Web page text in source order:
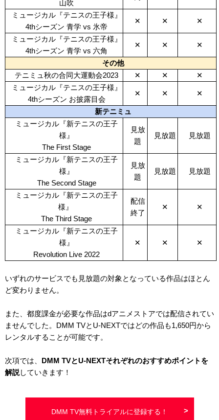
山吹
ミュージカル『テニスの王子様』
4thシーズン 青学 vs 氷帝
✕ ✕ ✕
ミュージカル『テニスの王子様』
4thシーズン 青学 vs 六角
✕ ✕ ✕
その他
テニミュ秋の合同大運動会2023
✕ ✕
✕
ミュージカル『テニスの王子様』
4thシーズン お披露目会
✕ ✕ ✕
新テニミュ
ミュージカル『新テニスの王子
様』
The First Stage
見放
題
見放題 見放題
ミュージカル『新テニスの王子
様』
The Second Stage
見放
題
見放題 見放題
ミュージカル『新テニスの王子
様』
The Third Stage
配信
終了
✕ ✕
ミュージカル『新テニスの王子
様』
Revolution Live 2022
✕ ✕ ✕
いずれのサービスでも見放題の対象となっている作品はほとん
ど変わりません。
また、都度課金が必要な作品はdアニメストアでは配信されてい
ませんでした。DMM TVとU-NEXTではどの作品も1,650円から
レンタルすることが可能です。
次項では、 DMM TVとU-NEXTそれぞれのおすすめポイントを
解説していきます！
DMM TV無料トライアルに登録する！